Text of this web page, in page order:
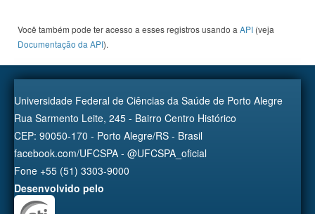
Você também pode ter acesso a esses registros usando a API (veja
Documentação da API).
Universidade Federal de Ciências da Saúde de Porto Alegre
Rua Sarmento Leite, 245 - Bairro Centro Histórico
CEP: 90050-170 - Porto Alegre/RS - Brasil
facebook.com/UFCSPA - @UFCSPA_oficial
Fone +55 (51) 3303-9000
Desenvolvido pelo